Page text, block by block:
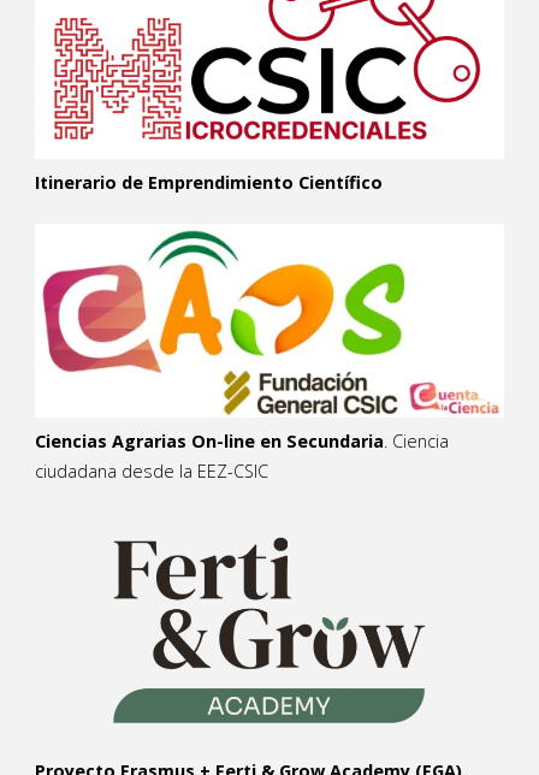
Itinerario de Emprendimiento Científico
Ciencias Agrarias On-line en Secundaria. Ciencia
ciudadana desde la EEZ-CSIC